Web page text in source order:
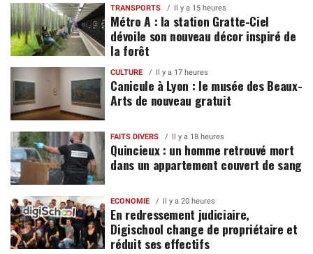
TRANSPORTS Il y a 15 heures
Métro A : la station Gratte-Ciel
dévoile son nouveau décor inspiré de
la forêt
CULTURE Il y a 17 heures
Canicule à Lyon : le musée des Beaux-
Arts de nouveau gratuit
FAITS DIVERS Il y a 18 heures
Quincieux : un homme retrouvé mort
dans un appartement couvert de sang
ECONOMIE Il y a 20 heures
En redressement judiciaire,
Digischool change de propriétaire et
réduit ses effectifs